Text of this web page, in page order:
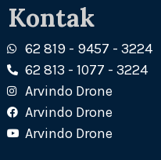
Kontak
62 819 - 9457 - 3224
62 813 - 1077 - 3224
Arvindo Drone
Arvindo Drone
Arvindo Drone